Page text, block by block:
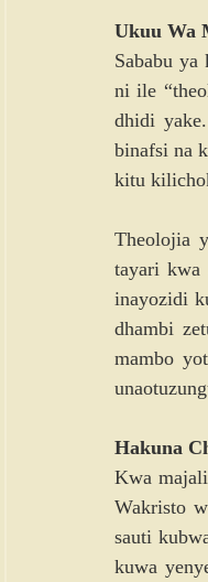
Ukuu Wa
Sababu
ni ile
dhidi
binafsi na
kitu
Theolojia
tayari kwa
inayozidi
dhambi
mambo
Hakuna
Kwa
Wakristo
sauti
kuwa